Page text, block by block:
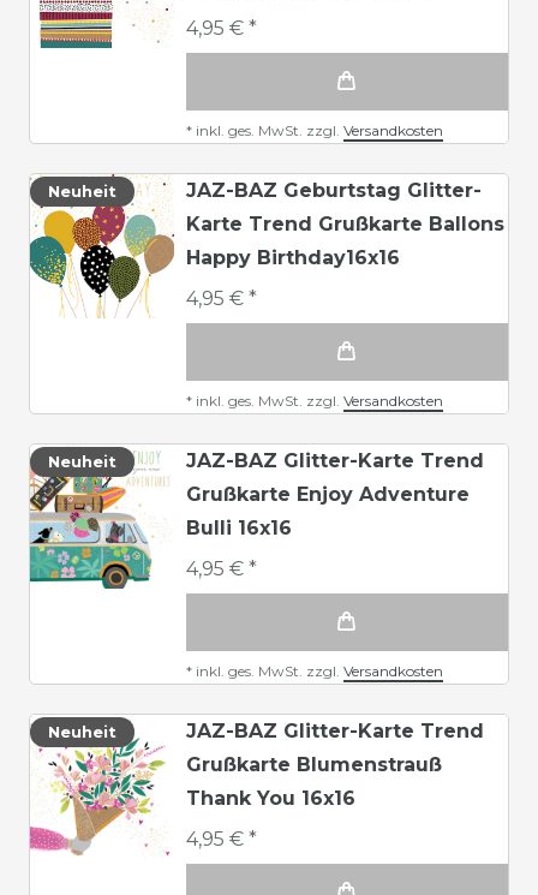
4,95 € *
* inkl. ges. MwSt. zzgl. Versandkosten
Neuheit
JAZ-BAZ Geburtstag Glitter-
Karte Trend Grußkarte Ballons
Happy Birthday16x16
4,95 € *
* inkl. ges. MwSt. zzgl. Versandkosten
Neuheit
JAZ-BAZ Glitter-Karte Trend
Grußkarte Enjoy Adventure
Bulli 16x16
4,95 € *
* inkl. ges. MwSt. zzgl. Versandkosten
Neuheit
JAZ-BAZ Glitter-Karte Trend
Grußkarte Blumenstrauß
Thank You 16x16
4,95 € *